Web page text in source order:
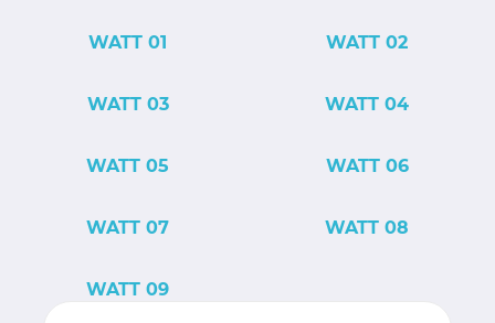
WATT 01 WATT 02
WATT 03 WATT 04
WATT 05 WATT 06
WATT 07 WATT 08
WATT 09